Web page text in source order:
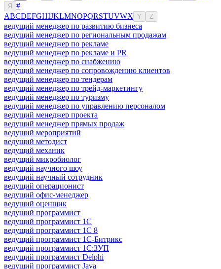
Я
#
ABCDEFGHIJKLMNOPQRSTUVWX Y Z
ведущий менеджер по развитию бизнеса
ведущий менеджер по региональным продажам
ведущий менеджер по рекламе
ведущий менеджер по рекламе и PR
ведущий менеджер по снабжению
ведущий менеджер по сопровождению клиентов
ведущий менеджер по тендерам
ведущий менеджер по трейд-маркетингу
ведущий менеджер по туризму
ведущий менеджер по управлению персоналом
ведущий менеджер проекта
ведущий менеджер прямых продаж
ведущий мероприятий
ведущий методист
ведущий механик
ведущий микробиолог
ведущий научного шоу
ведущий научный сотрудник
ведущий операционист
ведущий офис-менеджер
ведущий оценщик
ведущий программист
ведущий программист 1C
ведущий программист 1С 8
ведущий программист 1С-Битрикс
ведущий программист 1С:ЗУП
ведущий программист Delphi
ведущий программист Java